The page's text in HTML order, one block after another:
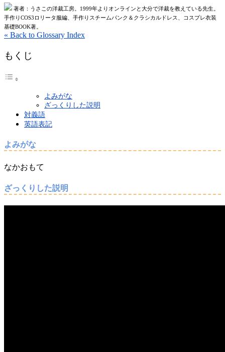
著者：うさこの洋裁工房。1999年よりオンラインと大分で洋裁を教えている先生。
手作りCOS3ロリータ服編、手作りスチームパンク＆クラシカルドレス、コスプレ衣装
基礎BOOK著。
« Back to Glossary Index
もくじ
よみがな
ざっくりした説明
対義語
英語表記
よみがな
なかおもて
ざっくりした説明